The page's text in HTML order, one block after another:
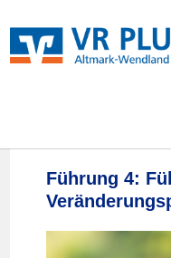
Führung 4: